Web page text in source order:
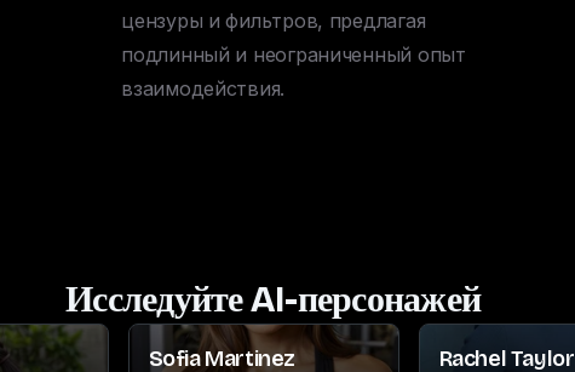
цензуры и фильтров, предлагая
подлинный и неограниченный опыт
взаимодействия.
Исследуйте AI-персонажей
Sofia Martinez Rachel Taylor